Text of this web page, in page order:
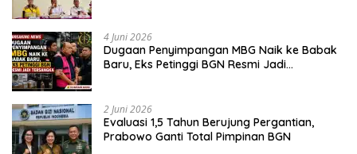
4 Juni 2026
Dugaan Penyimpangan MBG Naik ke Babak
Baru, Eks Petinggi BGN Resmi Jadi
2 Juni 2026
Evaluasi 1,5 Tahun Berujung Pergantian,
Prabowo Ganti Total Pimpinan BGN